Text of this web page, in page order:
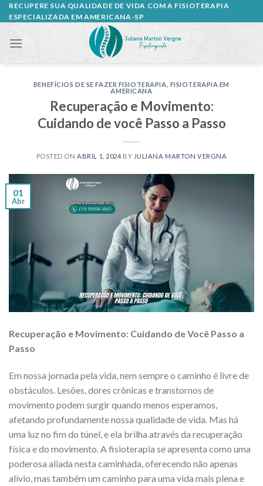
Skip
to
RECUPERE SUA QUALIDADE DE VIDA COM A FISIOTERAPIA
ESPECIALIZADA EM AMERICANA-SP
BENEFÍCIOS DE SE FAZER FISIOTERAPIA FISIOTERAPIA EM
AMERICANA
Recuperação e Movimento:
Cuidando de você Passo a Passo
POSTED ON ABRIL 1, 2024 BY JULIANA MARTON VERGNA
01
Abr
Recuperação e Movimento: Cuidando de Você Passo a
Passo
Em nossa jornada pela vida, nem sempre o caminho é livre de
obstáculos. Lesões, dores crônicas e transtornos de
movimento podem surgir quando menos esperamos,
afetando profundamente nossa qualidade de vida. Mas há
uma luz no fim do túnel, e ela brilha através da recuperação
física e do movimento. A fisioterapia se apresenta como uma
poderosa aliada nesta caminhada, oferecendo não apenas
alívio, mas também um caminho para uma vida mais plena e